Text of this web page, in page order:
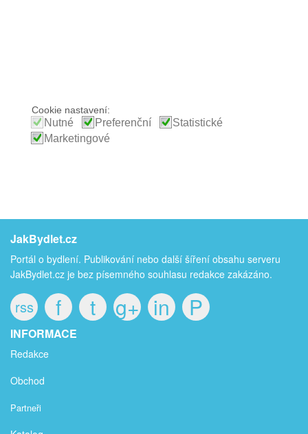
JakBydlet.cz
Portál o bydlení. Publikování nebo další šíření obsahu serveru
JakBydlet.cz je bez písemného souhlasu redakce zakázáno.
rss f t g+ in P
INFORMACE
Redakce
Obchod
Partneři
Cookie nastavení:
Nutné Preferenční
Statistické
Marketingové